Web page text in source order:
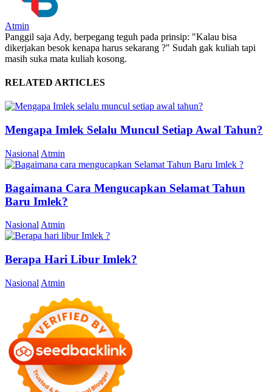
Atmin
Panggil saja Ady, berpegang teguh pada prinsip: "Kalau bisa
dikerjakan besok kenapa harus sekarang ?" Sudah gak kuliah tapi
masih suka mata kuliah kosong.
RELATED ARTICLES
Mengapa Imlek Selalu Muncul Setiap Awal Tahun?
Nasional Atmin
Bagaimana Cara Mengucapkan Selamat Tahun
Baru Imlek?
Nasional Atmin
Berapa Hari Libur Imlek?
Nasional Atmin